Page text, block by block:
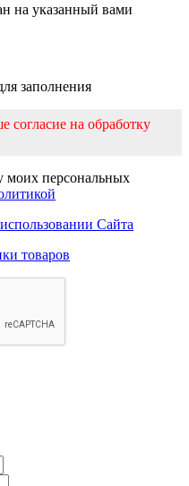
на указанный вами
заполнения
согласие на обработку
моих персональных
Сайта
товаров